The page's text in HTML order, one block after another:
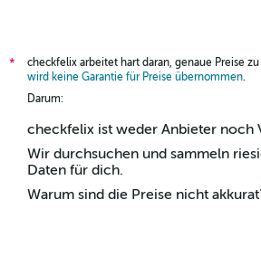
*
checkfelix arbeitet hart daran, genaue Preise
wird keine Garantie für Preise übernommen.
Darum:
checkfelix ist weder Anbieter noch
Wir durchsuchen und sammeln
Daten für dich.
Warum sind die Preise nicht